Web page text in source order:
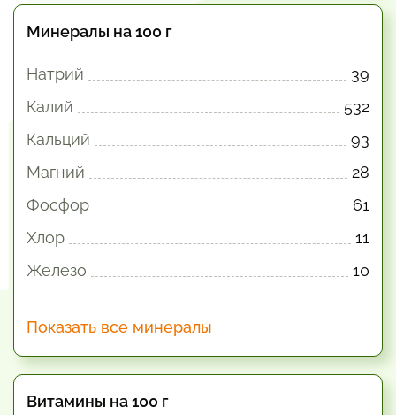
Минералы на 100 г
Натрий
39
Калий
532
Кальций
93
Магний
28
Фосфор
61
Хлор
11
Железо
10
Показать все минералы
Витамины на 100 г